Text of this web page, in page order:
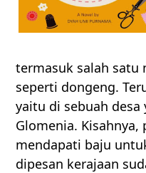
termasuk salah satu
seperti dongeng.
yaitu di sebuah
Glomenia. Kisahnya,
mendapati baju
dipesan kerajaan